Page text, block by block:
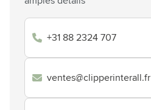
+31 88 2324 707
ventes@clipperinterall.fr